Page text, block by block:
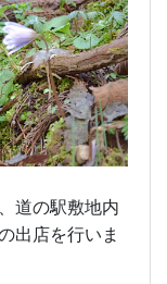
道の駅敷地内
出店を行いま